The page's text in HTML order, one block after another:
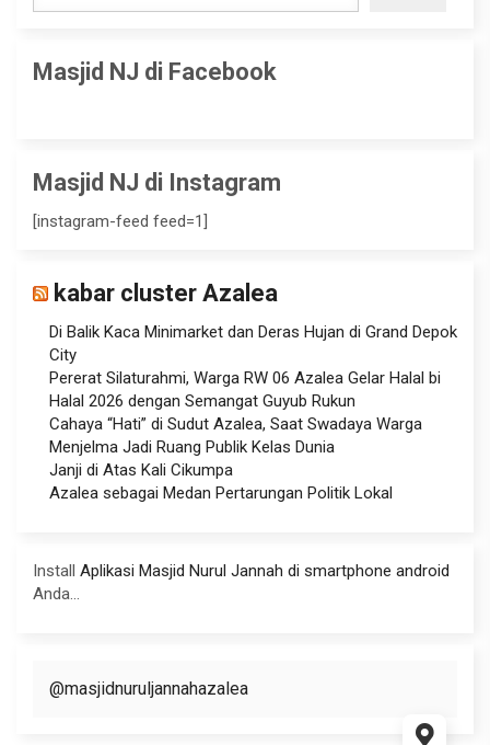
Masjid NJ di Facebook
Masjid NJ di Instagram
[instagram-feed feed=1]
kabar cluster Azalea
Di Balik Kaca Minimarket dan Deras Hujan di Grand Depok
City
Pererat Silaturahmi, Warga RW 06 Azalea Gelar Halal bi
Halal 2026 dengan Semangat Guyub Rukun
Cahaya “Hati” di Sudut Azalea, Saat Swadaya Warga
Menjelma Jadi Ruang Publik Kelas Dunia
Janji di Atas Kali Cikumpa
Azalea sebagai Medan Pertarungan Politik Lokal
Install Aplikasi Masjid Nurul Jannah di smartphone android
Anda...
@masjidnuruljannahazalea